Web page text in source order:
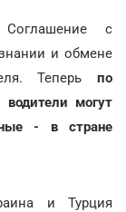
Соглашение с
и обмене
Теперь по
могут
- в стране
и Турция